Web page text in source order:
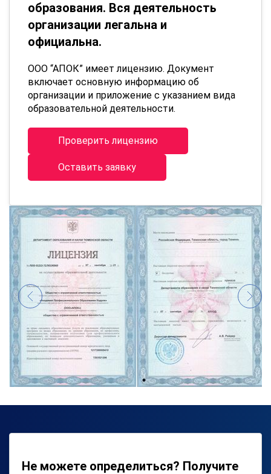
образования. Вся деятельность
организации легальна и
официальна.
ООО “АПОК” имеет лицензию. Документ
включает основную информацию об
организации и приложение с указанием вида
образовательной деятельности.
Проверить лицензию
Оставить заявку
Не можете определиться? Получите